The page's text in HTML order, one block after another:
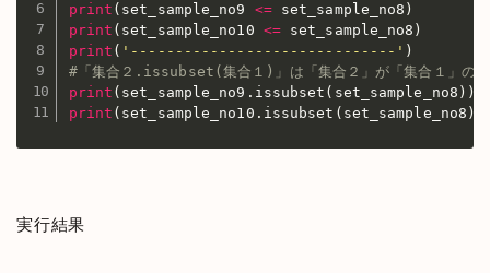
print ( set_sample_no9 <= set_sample_no8 )
print ( set_sample_no10 <= set_sample_no8 )
print ( '------------------------------' )
#「集合２.issubset(集合１)」は「集合２」が「集合１」の部
print ( set_sample_no9 . issubset ( set_sample_no8 ) )
print ( set_sample_no10 . issubset ( set_sample_no8 )
実行結果